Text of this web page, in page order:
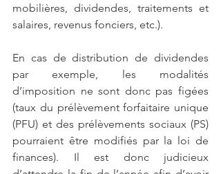
mobilières, dividendes, traitements et
salaires, revenus fonciers, etc.).
En cas de distribution de dividendes
par exemple, les modalités
d’imposition ne sont donc pas figées
(taux du prélèvement forfaitaire unique
(PFU) et des prélèvements sociaux (PS)
pourraient être modifiés par la loi de
finances). Il est donc judicieux